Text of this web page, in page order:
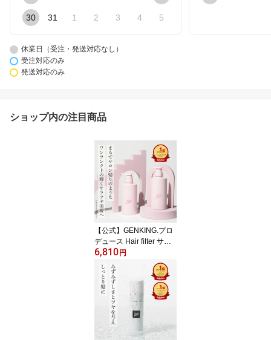
30 31 1 2 3 4 5
休業日（受注・発送対応なし）
受注対応のみ
発送対応のみ
ショップ内の注目商品
【公式】GENKING.プロ
デュース Hair filter サラ
ツヤ2点セット グロッシ
ーコートシャンプー & ト
リートメントセット 保湿
艶 まとまり 潤い ヘアケ
ア
6,810円